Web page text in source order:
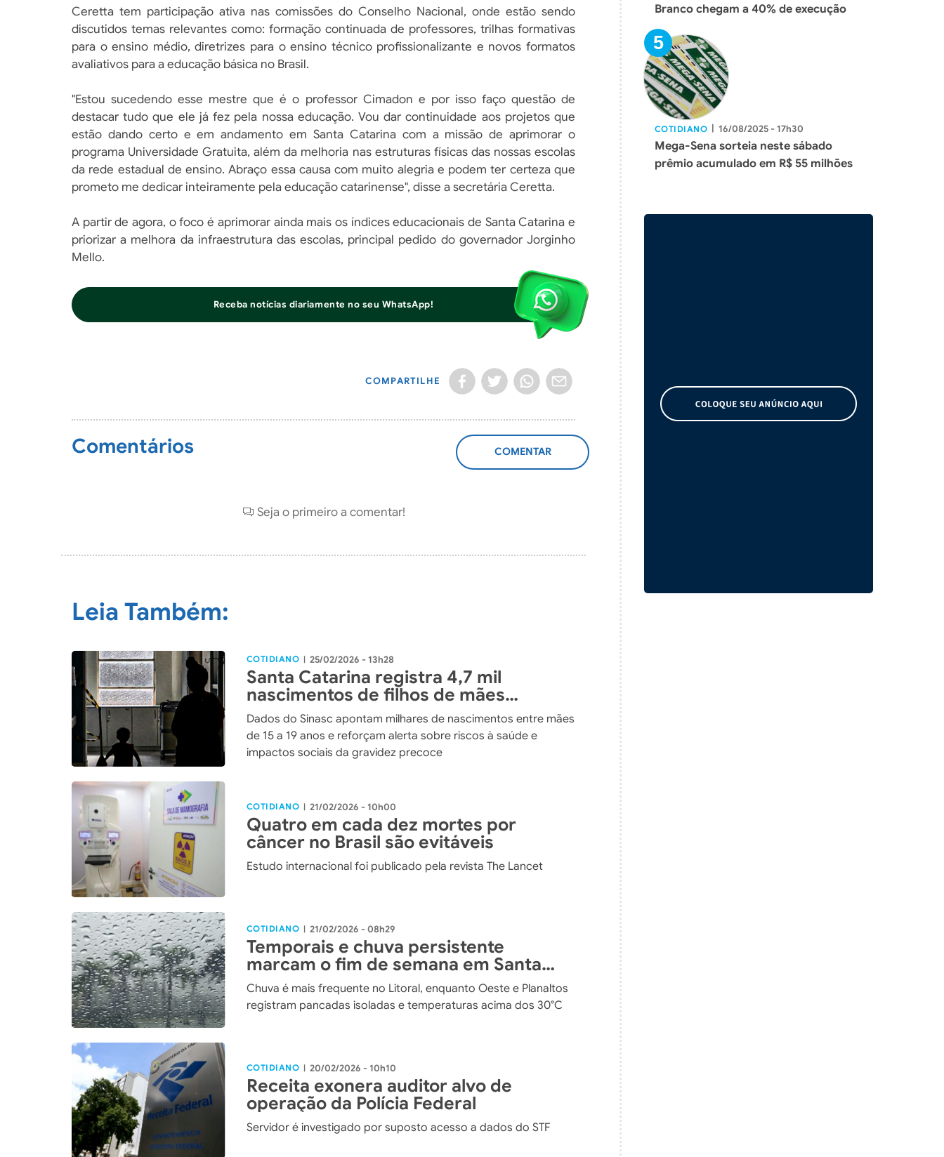
Ceretta tem participação ativa nas comissões do Conselho Nacional, onde estão sendo
discutidos temas relevantes como: formação continuada de professores, trilhas formativas
para o ensino médio, diretrizes para o ensino técnico profissionalizante e novos formatos
avaliativos para a educação básica no Brasil.
"Estou sucedendo esse mestre que é o professor Cimadon e por isso faço questão de
destacar tudo que ele já fez pela nossa educação. Vou dar continuidade aos projetos que
estão dando certo e em andamento em Santa Catarina com a missão de aprimorar o
programa Universidade Gratuita, além da melhoria nas estruturas físicas das nossas escolas
da rede estadual de ensino. Abraço essa causa com muito alegria e podem ter certeza que
prometo me dedicar inteiramente pela educação catarinense", disse a secretária Ceretta.
A partir de agora, o foco é aprimorar ainda mais os índices educacionais de Santa Catarina e
priorizar a melhora da infraestrutura das escolas, principal pedido do governador Jorginho
Mello.
Receba notícias diariamente no seu WhatsApp!
COMPARTILHE
Comentários
ADICIONAR
COMENTÁRIO
Seja o primeiro a comentar!
Leia Também:
COTIDIANO | 25/02/2026 - 13h28
Santa Catarina registra 4,7 mil
nascimentos de filhos de mães
adolescentes em 2025
Dados do Sinasc apontam milhares de nascimentos entre mães
de 15 a 19 anos e reforçam alerta sobre riscos à saúde e
impactos sociais da gravidez precoce
COTIDIANO | 21/02/2026 - 10h00
Quatro em cada dez mortes por
câncer no Brasil são evitáveis
Estudo internacional foi publicado pela revista The Lancet
COTIDIANO | 21/02/2026 - 08h29
Temporais e chuva persistente
marcam o fim de semana em Santa
Catarina
Chuva é mais frequente no Litoral, enquanto Oeste e Planaltos
registram pancadas isoladas e temperaturas acima dos 30°C
COTIDIANO | 20/02/2026 - 10h10
Receita exonera auditor alvo de
operação da Polícia Federal
Servidor é investigado por suposto acesso a dados do STF
Branco chegam a 40% de execução
COTIDIANO | 16/08/2025 - 17h30
Mega-Sena sorteia neste sábado
prêmio acumulado em R$ 55 milhões